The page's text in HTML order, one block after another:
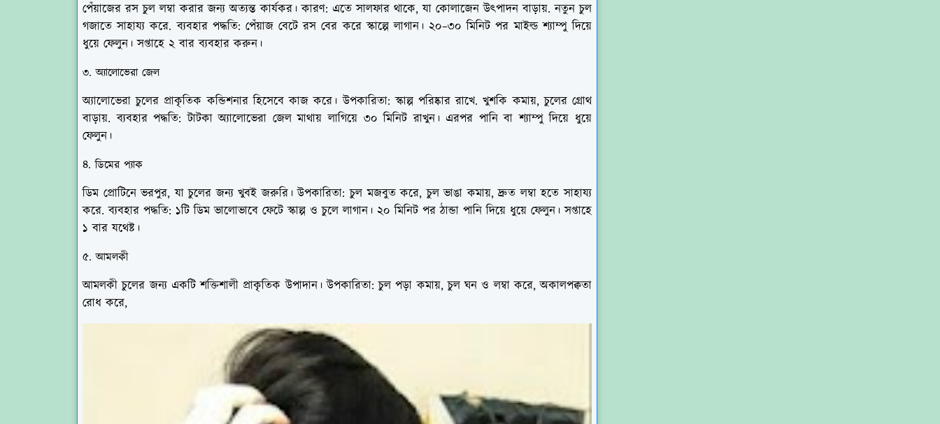
পেঁয়াজের রস চুল লম্বা করার জন্য অত্যন্ত কার্যকর। কারণ: এতে সালফার থাকে, যা কোলাজেন উৎপাদন বাড়ায়. নতুন চুল
গজাতে সাহায্য করে. ব্যবহার পদ্ধতি: পেঁয়াজ বেটে রস বের করে স্কাল্পে লাগান। ২০–৩০ মিনিট পর মাইল্ড শ্যাম্পু দিয়ে
ধুয়ে ফেলুন। সপ্তাহে ২ বার ব্যবহার করুন।
৩. অ্যালোভেরা জেল
অ্যালোভেরা চুলের প্রাকৃতিক কন্ডিশনার হিসেবে কাজ করে। উপকারিতা: স্কাল্প পরিষ্কার রাখে. খুশকি কমায়, চুলের গ্রোথ
বাড়ায়. ব্যবহার পদ্ধতি: টাটকা অ্যালোভেরা জেল মাথায় লাগিয়ে ৩০ মিনিট রাখুন। এরপর পানি বা শ্যাম্পু দিয়ে ধুয়ে
ফেলুন।
৪. ডিমের প্যাক
ডিম প্রোটিনে ভরপুর, যা চুলের জন্য খুবই জরুরি। উপকারিতা: চুল মজবুত করে, চুল ভাঙা কমায়, দ্রুত লম্বা হতে সাহায্য
করে. ব্যবহার পদ্ধতি: ১টি ডিম ভালোভাবে ফেটে স্কাল্প ও চুলে লাগান। ২০ মিনিট পর ঠান্ডা পানি দিয়ে ধুয়ে ফেলুন। সপ্তাহে
১ বার যথেষ্ট।
৫. আমলকী
আমলকী চুলের জন্য একটি শক্তিশালী প্রাকৃতিক উপাদান। উপকারিতা: চুল পড়া কমায়, চুল ঘন ও লম্বা করে, অকালপক্বতা
রোধ করে,